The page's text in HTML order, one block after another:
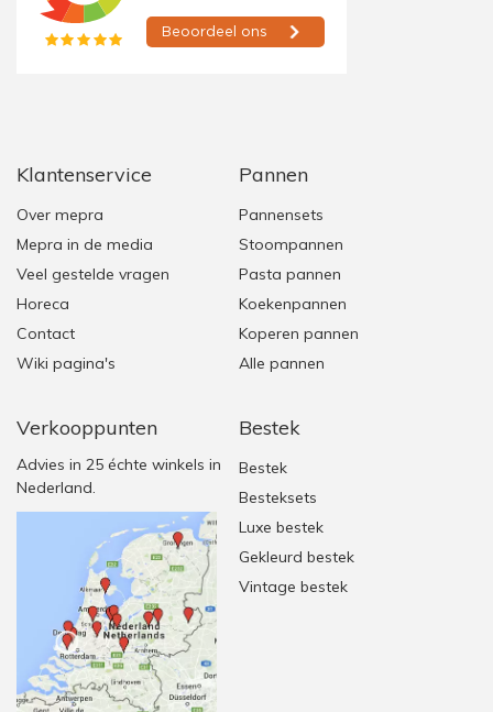
Klantenservice
Over mepra
Mepra in de media
Veel gestelde vragen
Horeca
Contact
Wiki pagina's
Verkooppunten
Advies in 25 échte winkels in
Nederland.
Pannen
Pannensets
Stoompannen
Pasta pannen
Koekenpannen
Koperen pannen
Alle pannen
Bestek
Bestek
Besteksets
Luxe bestek
Gekleurd bestek
Vintage bestek